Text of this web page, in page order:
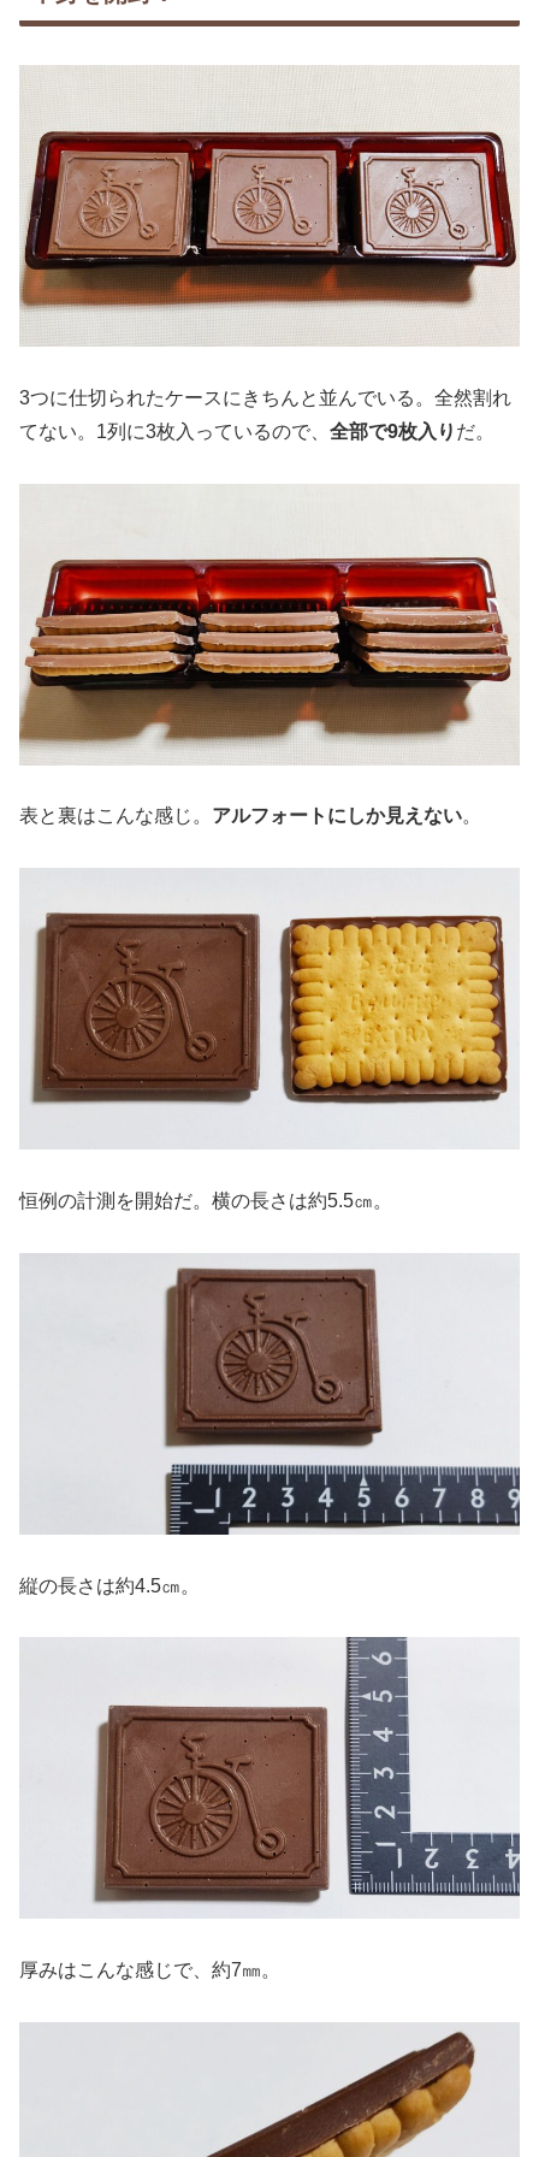
3つに仕切られたケースにきちんと並んでいる。全然割れ
てない。1列に3枚入っているので、 全部で9枚入り だ。
表と裏はこんな感じ。 アルフォートにしか見えない。
恒例の計測を開始だ。横の長さは約5.5㎝。
縦の長さは約4.5㎝。
厚みはこんな感じで、約7㎜。